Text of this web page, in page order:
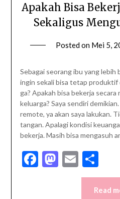
Apakah Bisa
Sekaligus
Posted on Mei 5,
Sebagai seorang ibu yang lebih
ingin sekali bisa tetap produktif
ga? Apakah bisa bekerja
keluarga? Saya sendiri
remote, ya akan saya lakukan.
tangan. Apalagi kondisi
bekerja. Masih bisa mengasuh
Facebook
Mastodon
Email
Read